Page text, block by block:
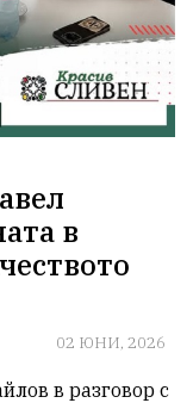
в
02 ЮНИ, 2026
в разговор с